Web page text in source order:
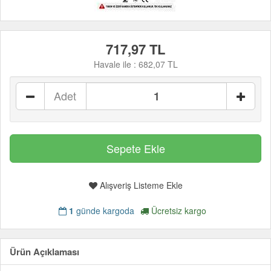
717,97 TL
Havale ile : 682,07 TL
Adet
Alışveriş Listeme Ekle
1 günde kargoda Ücretsiz kargo
Ürün Açıklaması